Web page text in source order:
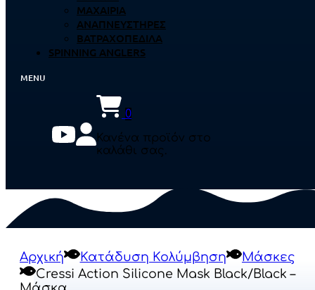
ΜΑΧΑΊΡΙΑ
ΑΝΑΠΝΕΥΣΤΉΡΕΣ
ΒΑΤΡΑΧΟΠΈΔΙΛΑ
SPINNING ANGLERS
0
Κανένα προϊόν στο
καλάθι σας.
Αρχική Κατάδυση Κολύμβηση
Μάσκες
Cressi Action Silicone Mask Black/Black –